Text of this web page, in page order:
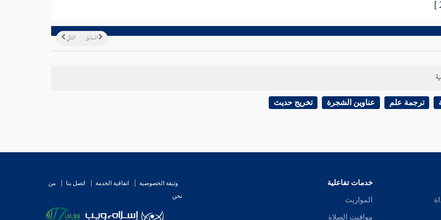
التالي السابق
ترجمة علم عناوين الشجرة تخريج حديث
خدمات تفاعلية
المواريث
مواقيت الصلاة
وثيقة الخصوصية اتفاقية الخدمة اتصل بنا
من
نحن